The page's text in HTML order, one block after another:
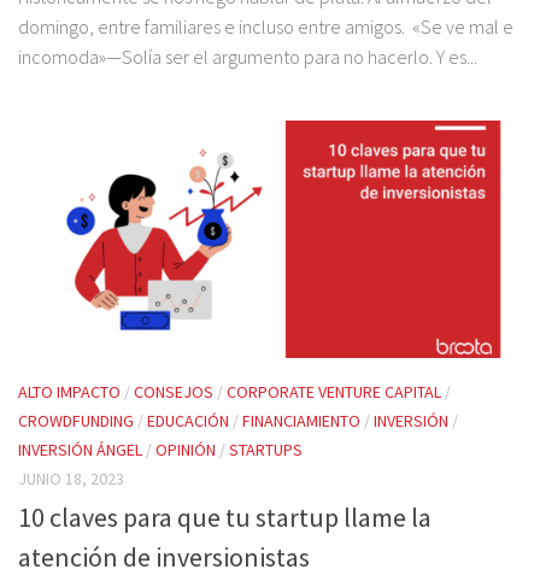
domingo, entre familiares e incluso entre amigos. «Se ve mal e
incomoda»—Solía ser el argumento para no hacerlo. Y es...
ALTO IMPACTO /CONSEJOS /CORPORATE VENTURE CAPITAL /
CROWDFUNDING /EDUCACIÓN /FINANCIAMIENTO /INVERSIÓN /
INVERSIÓN ÁNGEL /OPINIÓN /STARTUPS
JUNIO 18, 2023
10 claves para que tu startup llame la
atención de inversionistas